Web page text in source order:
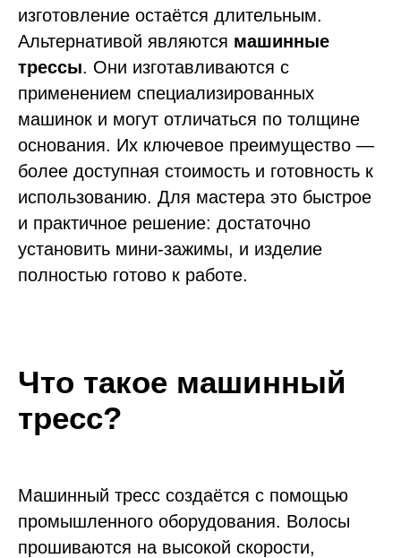
изготовление остаётся длительным.
Альтернативой являются машинные
трессы. Они изготавливаются с
применением специализированных
машинок и могут отличаться по толщине
основания. Их ключевое преимущество —
более доступная стоимость и готовность к
использованию. Для мастера это быстрое
и практичное решение: достаточно
установить мини-зажимы, и изделие
полностью готово к работе.
Что такое машинный
тресс?
Машинный тресс создаётся с помощью
промышленного оборудования. Волосы
прошиваются на высокой скорости,